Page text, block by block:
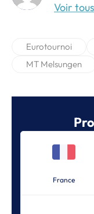
Voir
Eurotournoi
MT Melsungen
France